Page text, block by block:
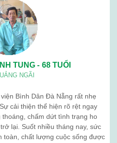
TUNG - 68 TUỔI
NGÃI
Bình Dân Đà Nẵng rất nhẹ
cải thiện thể hiện rõ rệt ngay
chấm dứt tình trạng ho
lại. Suốt nhiều tháng nay, sức
toàn, chất lượng cuộc sống được